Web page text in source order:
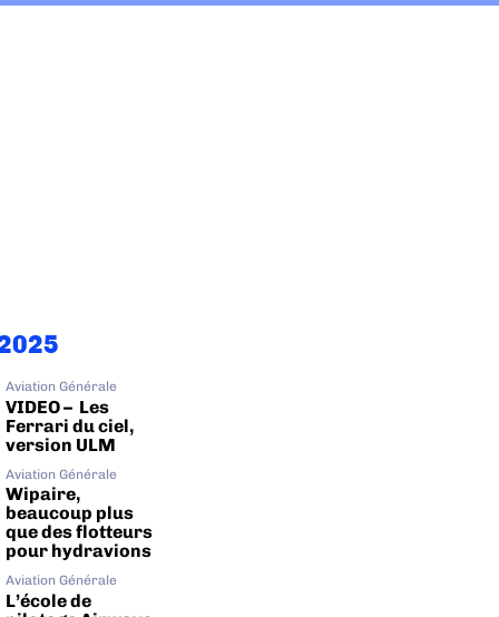
Aviation Générale
VIDEO – Les
Ferrari du ciel,
version ULM
Aviation Générale
Wipaire,
beaucoup plus
que des flotteurs
pour hydravions
Aviation Générale
L’école de